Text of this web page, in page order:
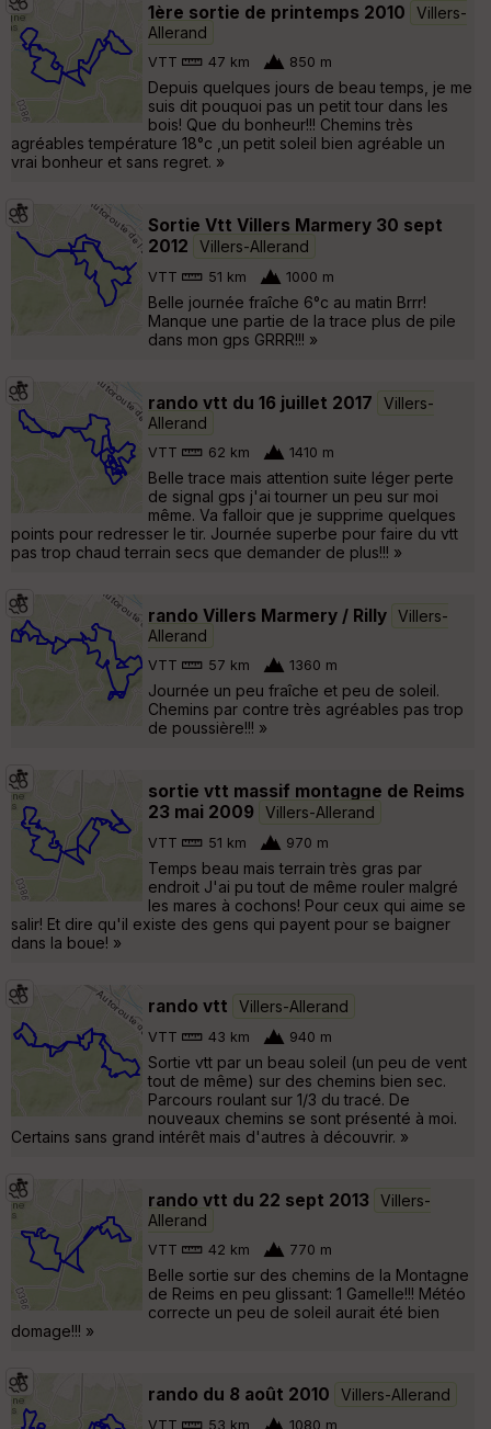
1ère sortie de printemps 2010
Villers-
Allerand
VTT 47 km 850 m
Depuis quelques jours de beau temps, je me
suis dit pouquoi pas un petit tour dans les
bois! Que du bonheur!!! Chemins très
agréables température 18°c ,un petit soleil bien agréable un
vrai bonheur et sans regret. »
Sortie Vtt Villers Marmery 30 sept
2012
Villers-Allerand
VTT 51 km 1000 m
Belle journée fraîche 6°c au matin Brrr!
Manque une partie de la trace plus de pile
dans mon gps GRRR!!! »
rando vtt du 16 juillet 2017
Villers-
Allerand
VTT 62 km 1410 m
Belle trace mais attention suite léger perte
de signal gps j'ai tourner un peu sur moi
même. Va falloir que je supprime quelques
points pour redresser le tir. Journée superbe pour faire du vtt
pas trop chaud terrain secs que demander de plus!!! »
rando Villers Marmery / Rilly Villers-
Allerand
VTT 57 km 1360 m
Journée un peu fraîche et peu de soleil.
Chemins par contre très agréables pas trop
de poussière!!! »
sortie vtt massif montagne de Reims
23 mai 2009
Villers-Allerand
VTT 51 km 970 m
Temps beau mais terrain très gras par
endroit J'ai pu tout de même rouler malgré
les mares à cochons! Pour ceux qui aime se
salir! Et dire qu'il existe des gens qui payent pour se baigner
dans la boue! »
rando vtt Villers-Allerand
VTT 43 km 940 m
Sortie vtt par un beau soleil (un peu de vent
tout de même) sur des chemins bien sec.
Parcours roulant sur 1/3 du tracé. De
nouveaux chemins se sont présenté à moi.
Certains sans grand intérêt mais d'autres à découvrir. »
rando vtt du 22 sept 2013
Villers-
Allerand
VTT 42 km 770 m
Belle sortie sur des chemins de la Montagne
de Reims en peu glissant: 1 Gamelle!!! Météo
correcte un peu de soleil aurait été bien
domage!!! »
rando du 8 août 2010 Villers-Allerand
VTT 53 km 1080 m